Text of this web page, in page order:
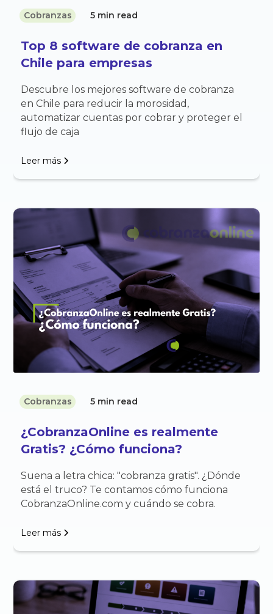
Cobranzas 5 min read
Top 8 software de cobranza en
Chile para empresas
Descubre los mejores software de cobranza
en Chile para reducir la morosidad,
automatizar cuentas por cobrar y proteger el
flujo de caja
Leer más
Cobranzas 5 min read
¿CobranzaOnline es realmente
Gratis? ¿Cómo funciona?
Suena a letra chica: "cobranza gratis". ¿Dónde
está el truco? Te contamos cómo funciona
CobranzaOnline.com y cuándo se cobra.
Leer más